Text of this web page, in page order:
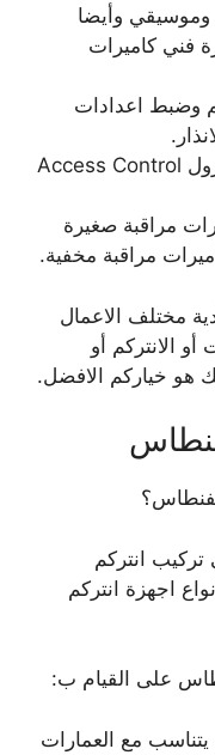
وأيضا
فني كاميرات
وضبط اعدادات
القيام بتركيب اكسس كونترول Access Control
مراقبة صغيرة
مراقبة مخفية.
مختلف الاعمال
أو الانتركم أو
هو خياركم الافضل.
تركيب انتركم
اجهزة انتركم
على القيام ب:
مع العمارات